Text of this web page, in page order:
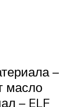
–
масло
– ELF